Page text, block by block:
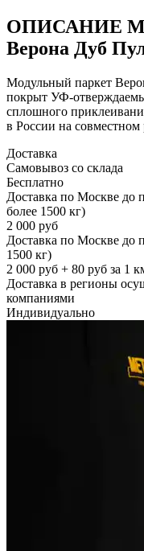
ОПИСАНИЕ
Верона Дуб
Модульный паркет
покрыт УФ-
сплошного
в России на совместном
Доставка
Самовывоз со склада
Бесплатно
Доставка по Москве до
более 1500 кг)
2 000 руб
Доставка по Москве
1500 кг)
2 000 руб + 80 руб за 1
Доставка в регионы
компаниями
Индивидуально